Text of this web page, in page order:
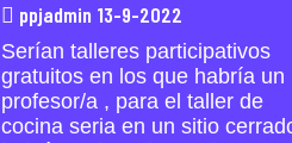
ppjadmin 13-9-2022
Serían talleres participativos
gratuitos en los que habría un
profesor/a , para el taller de
cocina seria en un sitio